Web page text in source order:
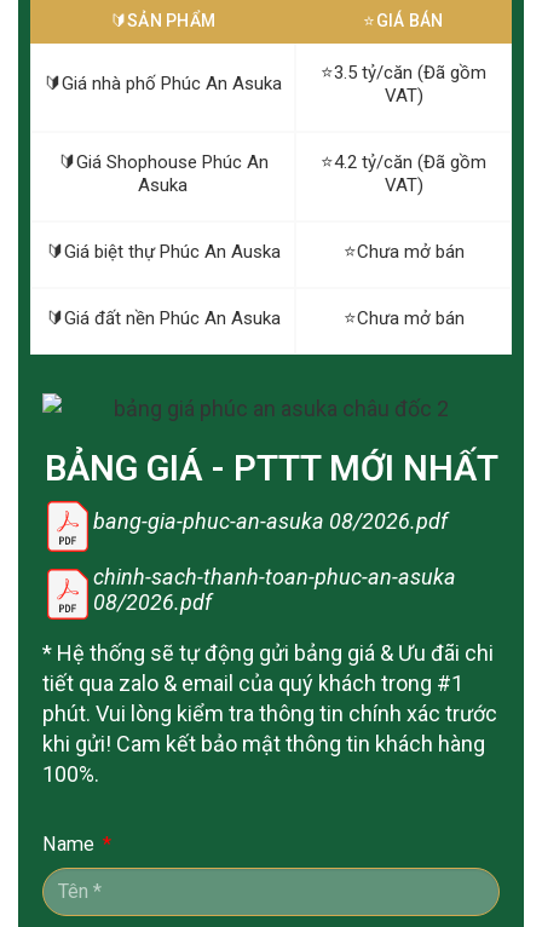
🔰️SẢN PHẨM ⭐️GIÁ BÁN
🔰️Giá nhà phố Phúc An Asuka
⭐️3.5 tỷ/căn (Đã gồm
VAT)
🔰️Giá Shophouse Phúc An
Asuka
⭐️4.2 tỷ/căn (Đã gồm
VAT)
🔰️Giá biệt thự Phúc An Auska ⭐️Chưa mở bán
🔰️Giá đất nền Phúc An Asuka ⭐️Chưa mở bán
BẢNG GIÁ - PTTT MỚI NHẤT
bang-gia-phuc-an-asuka 08/2026.pdf
chinh-sach-thanh-toan-phuc-an-asuka
08/2026.pdf
* Hệ thống sẽ tự động gửi bảng giá & Ưu đãi chi
tiết qua zalo & email của quý khách trong #1
phút. Vui lòng kiểm tra thông tin chính xác trước
khi gửi! Cam kết bảo mật thông tin khách hàng
100%.
Name